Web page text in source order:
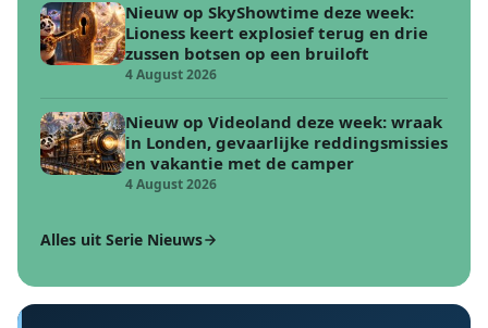
Nieuw op SkyShowtime deze week:
Lioness keert explosief terug en drie
zussen botsen op een bruiloft
4 August 2026
Nieuw op Videoland deze week: wraak
in Londen, gevaarlijke reddingsmissies
en vakantie met de camper
4 August 2026
Alles uit Serie Nieuws